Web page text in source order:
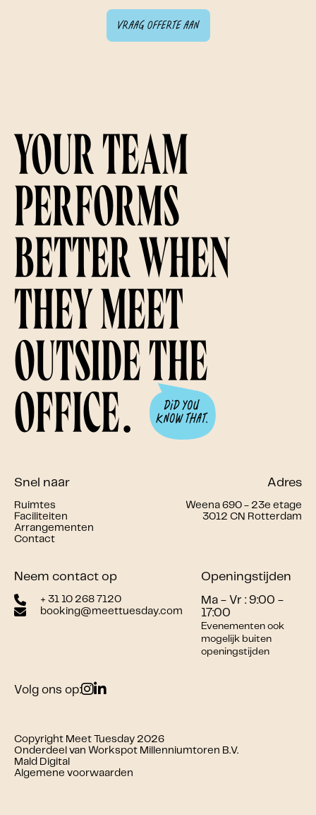
Vraag offerte aan
Your team
performs
better when
they meet
outside the
office.
Snel naar
Ruimtes
Faciliteiten
Arrangementen
Contact
Adres
Weena 690 - 23e etage
3012 CN Rotterdam
Neem contact op
+ 31 10 268 7120
booking@meettuesday.com
Openingstijden
Ma - Vr : 9:00 -
17:00
Evenementen ook
mogelijk buiten
openingstijden
Volg ons op:
Copyright Meet Tuesday 2026
Onderdeel van Workspot Millenniumtoren B.V.
Mald Digital
Algemene voorwaarden